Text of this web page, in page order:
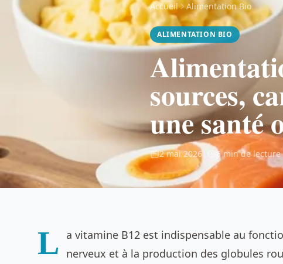
Accueil Alimentation Bio
ALIMENTATION BIO
sources,
une santé
2 mai 2026| 6 min de lecture
L
a vitamine B12 est indispensable au
nerveux et à la production des globules